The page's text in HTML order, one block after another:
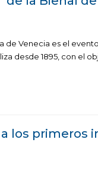
de Venecia es el
desde 1895, con el
a los primeros